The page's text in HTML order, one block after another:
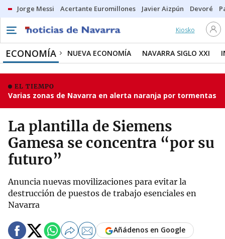
Jorge Messi Acertante Euromillones Javier Aizpún Devoré
Kiosko
ECONOMÍA NUEVA ECONOMÍA NAVARRA SIGLO XXI
EL TIEMPO
Varias zonas de Navarra en alerta naranja por tormentas
La plantilla de Siemens
Gamesa se concentra “por su
futuro”
Anuncia nuevas movilizaciones para evitar la
destrucción de puestos de trabajo esenciales en
Navarra
Añádenos en Google